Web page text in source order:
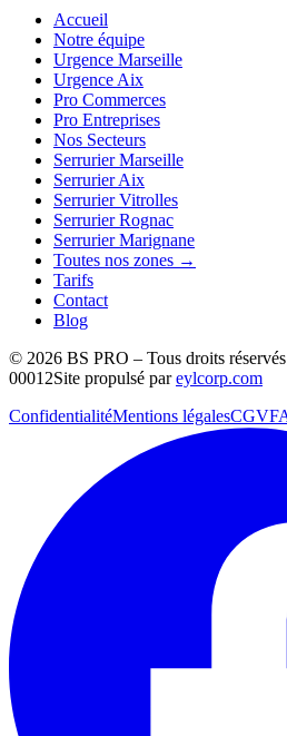
Accueil
Notre équipe
Urgence Marseille
Urgence Aix
Pro Commerces
Pro Entreprises
Nos Secteurs
Serrurier Marseille
Serrurier Aix
Serrurier Vitrolles
Serrurier Rognac
Serrurier Marignane
Toutes nos zones →
Tarifs
Contact
Blog
© 2026 BS PRO – Tous droits
00012Site propulsé par eylcorp.com
ConfidentialitéMentions légalesCGV